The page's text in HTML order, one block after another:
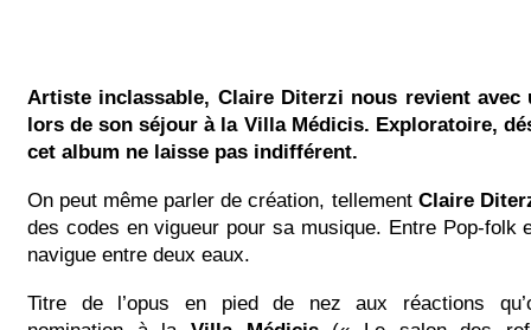
Artiste inclassable, Claire Diterzi nous revient avec
lors de son séjour à la Villa Médicis. Exploratoire,
cet album ne laisse pas indifférent.
On peut même parler de création, tellement Claire
des codes en vigueur pour sa musique. Entre Pop-folk
navigue entre deux eaux.
Titre de l’opus en pied de nez aux réactions